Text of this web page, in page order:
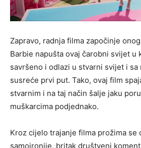
Zapravo, radnja filma započinje
Barbie napušta ovaj čarobni svijet u
savršeno i odlazi u stvarni svijet i sa
susreće prvi put. Tako, ovaj film
stvarnim i na taj način šalje jaku
muškarcima podjednako.
Kroz cijelo trajanje filma prožima se
samoironije, britak društveni